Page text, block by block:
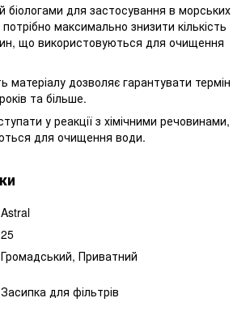
біологами для застосування в морських
максимально знизити кількість
що використовуються для очищення
матеріалу дозволяє гарантувати термін
та більше.
у реакції з хімічними речовинами,
для очищення води.
Astral
25
Громадський, Приватний
Засипка для фільтрів